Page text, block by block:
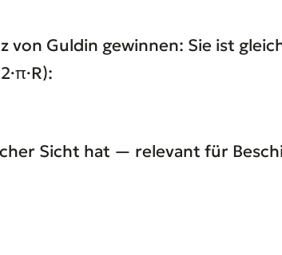
Guldin gewinnen: Sie ist
Sicht hat — relevant für